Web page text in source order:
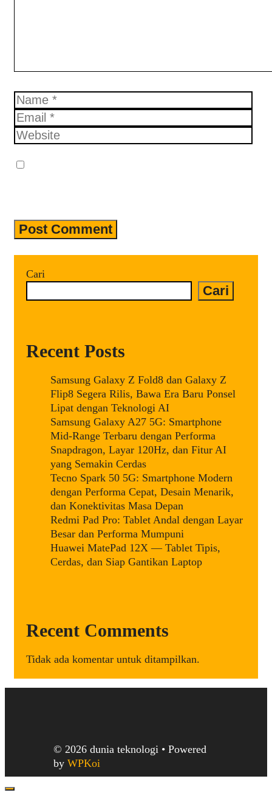
Name
Email
Website
Cari
Cari
Recent Posts
Samsung Galaxy Z Fold8 dan Galaxy Z
Flip8 Segera Rilis, Bawa Era Baru Ponsel
Lipat dengan Teknologi AI
Samsung Galaxy A27 5G: Smartphone
Mid-Range Terbaru dengan Performa
Snapdragon, Layar 120Hz, dan Fitur AI
yang Semakin Cerdas
Tecno Spark 50 5G: Smartphone Modern
dengan Performa Cepat, Desain Menarik,
dan Konektivitas Masa Depan
Redmi Pad Pro: Tablet Andal dengan Layar
Besar dan Performa Mumpuni
Huawei MatePad 12X — Tablet Tipis,
Cerdas, dan Siap Gantikan Laptop
Recent Comments
Tidak ada komentar untuk ditampilkan.
© 2026 dunia teknologi • Powered
by WPKoi
Close